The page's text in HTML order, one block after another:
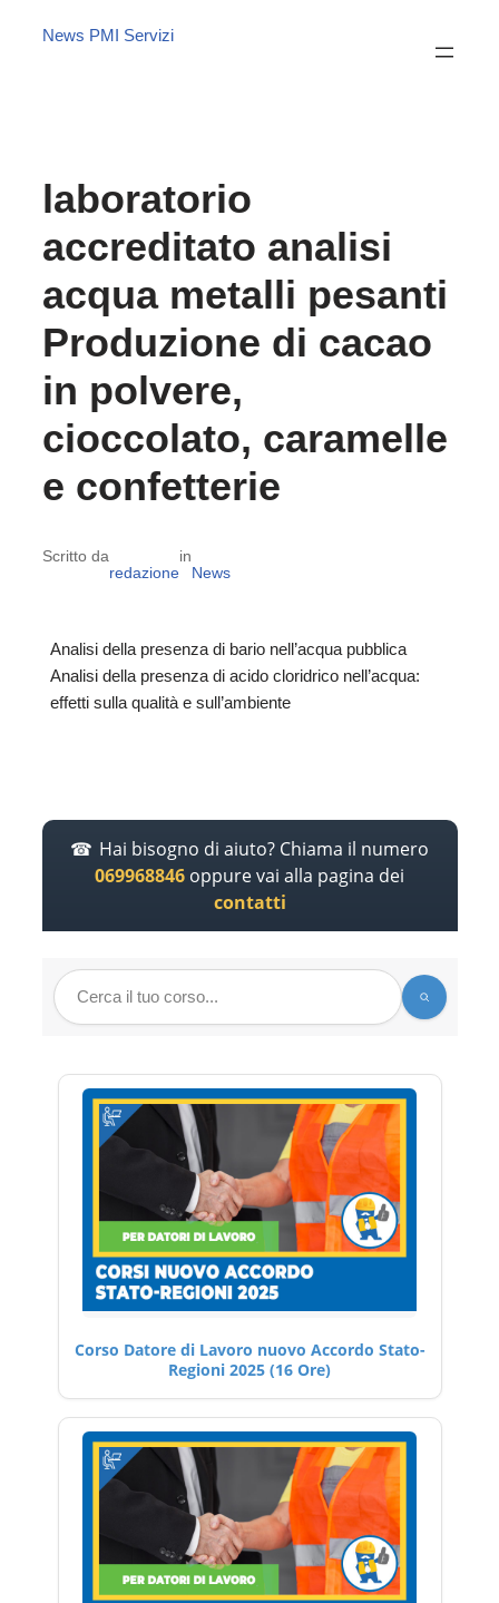
News PMI Servizi
laboratorio
accreditato analisi
acqua metalli pesanti
Produzione di cacao
in polvere,
cioccolato, caramelle
e confetterie
Scritto da
redazione
in
News
Analisi della presenza di bario nell’acqua pubblica
Analisi della presenza di acido cloridrico nell’acqua:
effetti sulla qualità e sull’ambiente
Hai bisogno di aiuto? Chiama il numero
069968846 oppure vai alla pagina dei
contatti
Corso Datore di Lavoro nuovo Accordo Stato-
Regioni 2025 (16 Ore)